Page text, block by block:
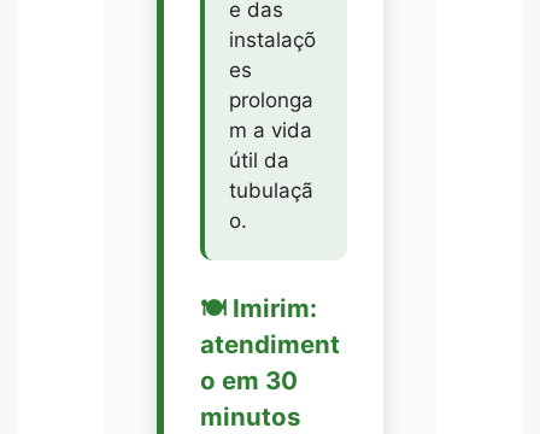
e das
instalaçõ
es
prolonga
m a vida
útil da
tubulaçã
o.
🍽️ Imirim:
atendiment
o em 30
minutos